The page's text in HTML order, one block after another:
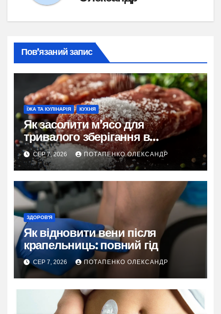
Пов’язаний запис
ЇЖА ТА КУЛІНАРІЯ КУХНЯ
Як засолити м’ясо для
тривалого зберігання в
домашніх умовах
СЕР 7, 2026 ПОТАПЕНКО ОЛЕКСАНДР
ЗДОРОВ'Я
Як відновити вени після
крапельниць: повний гід
СЕР 7, 2026 ПОТАПЕНКО ОЛЕКСАНДР